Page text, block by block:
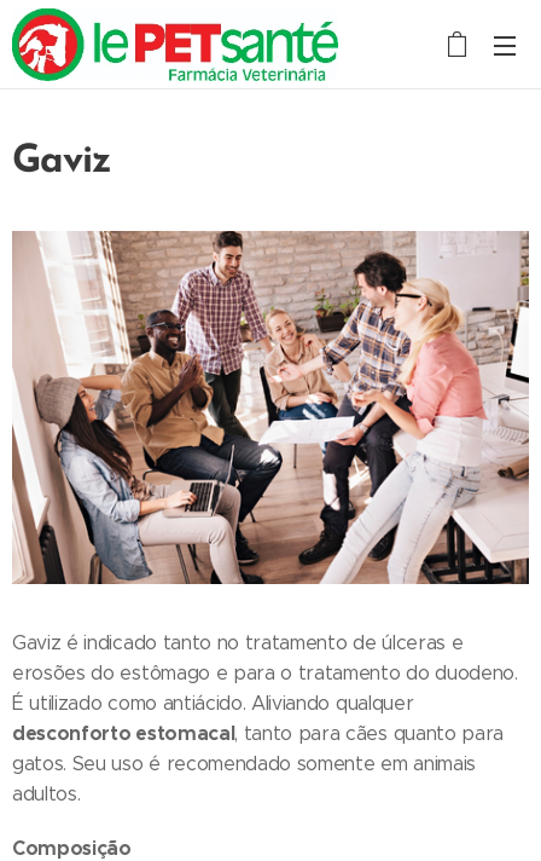
Gaviz
Gaviz é indicado tanto no tratamento de úlceras e
erosões do estômago e para o tratamento do duodeno.
É utilizado como antiácido. Aliviando qualquer
desconforto estomacal, tanto para cães quanto para
gatos. Seu uso é recomendado somente em animais
adultos.
Composição